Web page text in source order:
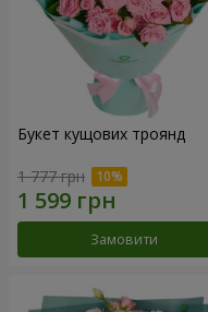
Букет кущових троянд
1 777 грн
Замовити